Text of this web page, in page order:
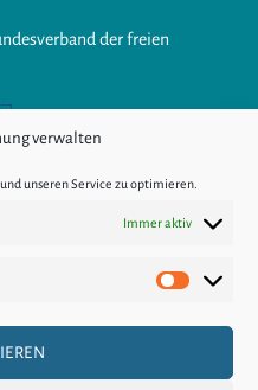
verwalten
unseren Service zu optimieren.
Immer aktiv
der freien
Am Ende trägst du Musik im
KÜNDIGUNG